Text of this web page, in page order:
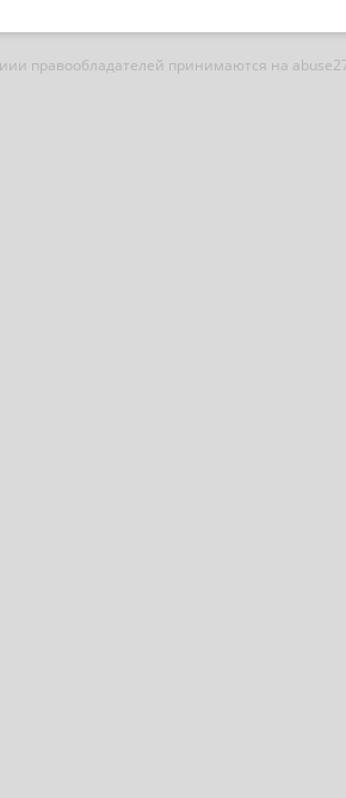
правообладателей принимаются на